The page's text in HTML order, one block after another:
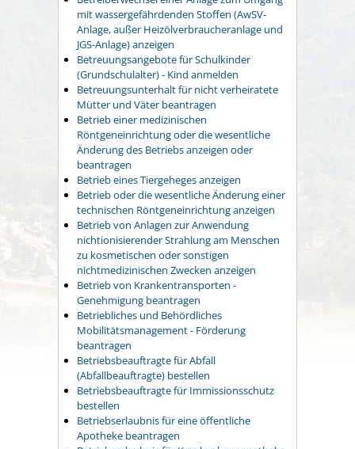
mit wassergefährdenden Stoffen (AwSV-
Anlage, außer Heizölverbraucheranlage und
JGS-Anlage) anzeigen
Betreuungsangebote für Schulkinder
(Grundschulalter) - Kind anmelden
Betreuungsunterhalt für nicht verheiratete
Mütter und Väter beantragen
Betrieb einer medizinischen
Röntgeneinrichtung oder die wesentliche
Änderung des Betriebs anzeigen oder
beantragen
Betrieb eines Tiergeheges anzeigen
Betrieb oder die wesentliche Änderung einer
technischen Röntgeneinrichtung anzeigen
Betrieb von Anlagen zur Anwendung
nichtionisierender Strahlung am Menschen
zu kosmetischen oder sonstigen
nichtmedizinischen Zwecken anzeigen
Betrieb von Krankentransporten -
Genehmigung beantragen
Betriebliches und Behördliches
Mobilitätsmanagement - Förderung
beantragen
Betriebsbeauftragte für Abfall
(Abfallbeauftragte) bestellen
Betriebsbeauftragte für Immissionsschutz
bestellen
Betriebserlaubnis für eine öffentliche
Apotheke beantragen